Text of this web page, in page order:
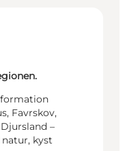
Favrskov,
–
kyst